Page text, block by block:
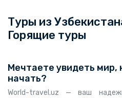
О
Туры из
Горящие туры
Мечтаете увидеть мир,
начать?
World-travel.uz — ваш